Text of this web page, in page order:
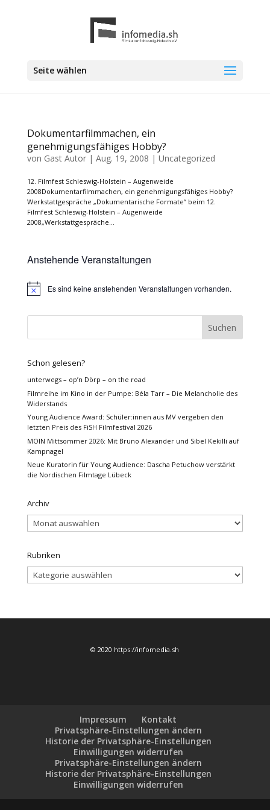
Seite wählen
Dokumentarfilmmachen, ein
genehmigungsfähiges Hobby?
von Gast Autor| Aug. 19, 2008 | Uncategorized
12. Filmfest Schleswig-Holstein – Augenweide
2008Dokumentarfilmmachen, ein genehmigungsfähiges Hobby?
Werkstattgespräche „Dokumentarische Formate“ beim 12.
Filmfest Schleswig-Holstein – Augenweide
2008„Werkstattgespräche...
Anstehende Veranstaltungen
HinweisEs sind keine anstehenden Veranstaltungen vorhanden.
Schon gelesen?
unterwegs – op’n Dörp – on the road
Filmreihe im Kino in der Pumpe: Béla Tarr – Die Melancholie des
Widerstands
Young Audience Award: Schüler:innen aus MV vergeben den
letzten Preis des FiSH Filmfestival 2026
MOIN Mittsommer 2026: Mit Bruno Alexander und Sibel Kekilli auf
Kampnagel
Neue Kuratorin für Young Audience: Dascha Petuchow verstärkt
die Nordischen Filmtage Lübeck
Archiv
Archiv
Rubriken
Rubriken
© 2020 https://infomedia.sh
Impressum
Kontakt
Privatsphäre-Einstellungen ändern
Historie der Privatsphäre-Einstellungen
Einwilligungen widerrufen
Privatsphäre-Einstellungen ändern
Historie der Privatsphäre-Einstellungen
Einwilligungen widerrufen